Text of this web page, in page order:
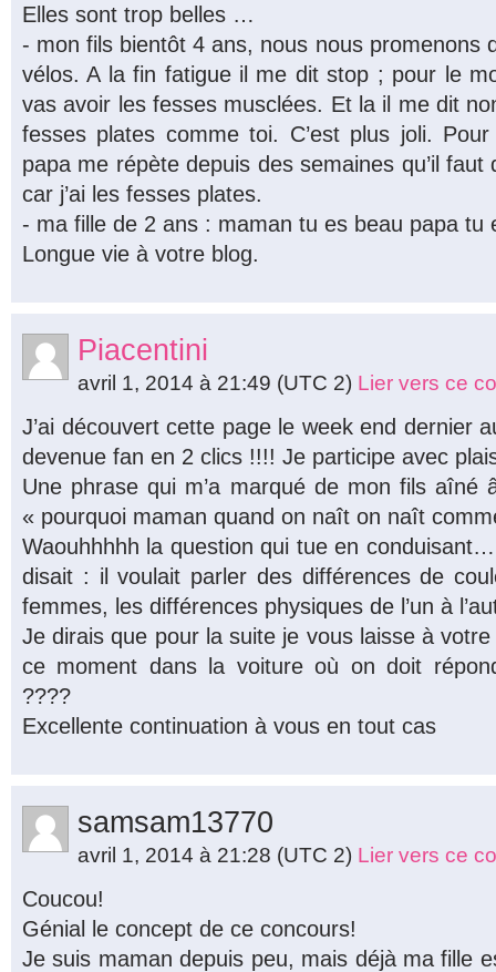
Elles sont trop belles …
- mon fils bientôt 4 ans, nous nous promenons
vélos. A la fin fatigue il me dit stop ; pour le
vas avoir les fesses musclées. Et la il me dit
fesses plates comme toi. C’est plus joli.
papa me répète depuis des semaines qu’il
car j’ai les fesses plates.
- ma fille de 2 ans : maman tu es beau papa tu
Longue vie à votre blog.
Piacentini
avril 1, 2014 à 21:49 (UTC 2) Lier vers ce
J’ai découvert cette page le week end dernier
devenue fan en 2 clics !!!! Je participe avec
Une phrase qui m’a marqué de mon fils aîné
« pourquoi maman quand on naît on naît
Waouhhhhh la question qui tue en conduisant…
disait : il voulait parler des différences de
femmes, les différences physiques de l’un à
Je dirais que pour la suite je vous laisse à
ce moment dans la voiture où on doit
????
Excellente continuation à vous en tout cas
samsam13770
avril 1, 2014 à 21:28 (UTC 2) Lier vers ce
Coucou!
Génial le concept de ce concours!
Je suis maman depuis peu, mais déjà ma fille